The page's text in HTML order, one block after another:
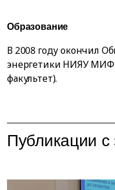
Образование
В 2008 году окончил
энергетики НИЯУ
факультет).
Публикации с